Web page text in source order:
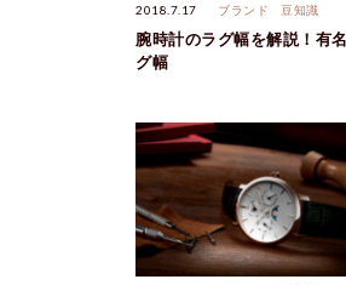
2018.7.17 ブランド 豆知識
腕時計のラグ幅を解説！有
グ幅